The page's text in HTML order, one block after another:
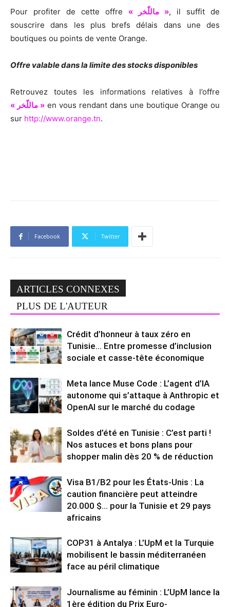
Pour profiter de cette offre « ماللّخر », il suffit de
souscrire dans les plus brefs délais dans une des
boutiques ou points de vente Orange.
Offre valable dans la limite des stocks disponibles
Retrouvez toutes les informations relatives à l’offre
« ماللّخر » en vous rendant dans une boutique Orange ou
sur http://www.orange.tn.
Facebook Twitter
ARTICLES CONNEXES
PLUS DE L'AUTEUR
Crédit d’honneur à taux zéro en
Tunisie… Entre promesse d’inclusion
sociale et casse-tête économique
Meta lance Muse Code : L’agent d’IA
autonome qui s’attaque à Anthropic et
OpenAI sur le marché du codage
Soldes d’été en Tunisie : C’est parti !
Nos astuces et bons plans pour
shopper malin dès 20 % de réduction
Visa B1/B2 pour les États-Unis : La
caution financière peut atteindre
20.000 $… pour la Tunisie et 29 pays
africains
COP31 à Antalya : L’UpM et la Turquie
mobilisent le bassin méditerranéen
face au péril climatique
Journalisme au féminin : L’UpM lance la
1ère édition du Prix Euro-